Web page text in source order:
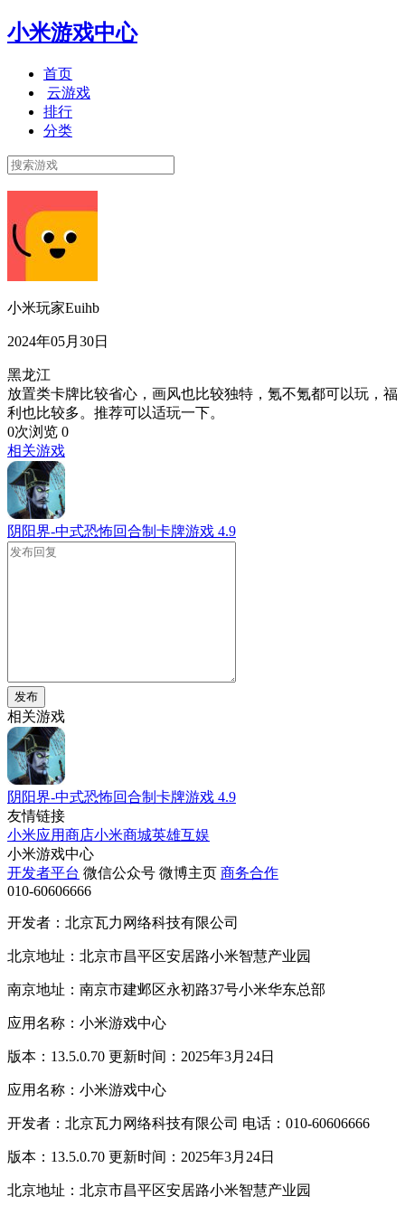
小米游戏中心
首页
云游戏
排行
分类
小米玩家Euihb
2024年05月30日
黑龙江
放置类卡牌比较省心，画风也比较独特，氪不氪都可以玩，福
利也比较多。推荐可以适玩一下。
0次浏览 0
相关游戏
阴阳界-中式恐怖回合制卡牌游戏 4.9
发布
相关游戏
阴阳界-中式恐怖回合制卡牌游戏 4.9
友情链接
小米应用商店小米商城英雄互娱
小米游戏中心
开发者平台 微信公众号 微博主页 商务合作
010-60606666
开发者：北京瓦力网络科技有限公司
北京地址：北京市昌平区安居路小米智慧产业园
南京地址：南京市建邺区永初路37号小米华东总部
应用名称：小米游戏中心
版本：13.5.0.70 更新时间：2025年3月24日
应用名称：小米游戏中心
开发者：北京瓦力网络科技有限公司 电话：010-60606666
版本：13.5.0.70 更新时间：2025年3月24日
北京地址：北京市昌平区安居路小米智慧产业园